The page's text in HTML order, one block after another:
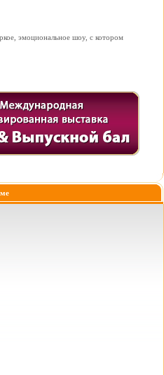
эмоциональное шоу, с котором